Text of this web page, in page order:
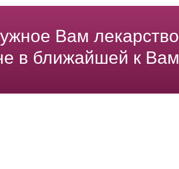
Вам
в ближайшей к